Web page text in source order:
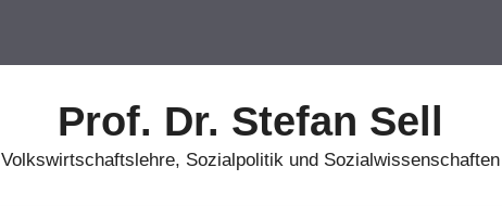
Prof. Dr. Stefan Sell
Volkswirtschaftslehre, Sozialpolitik und Sozialwissenschaften